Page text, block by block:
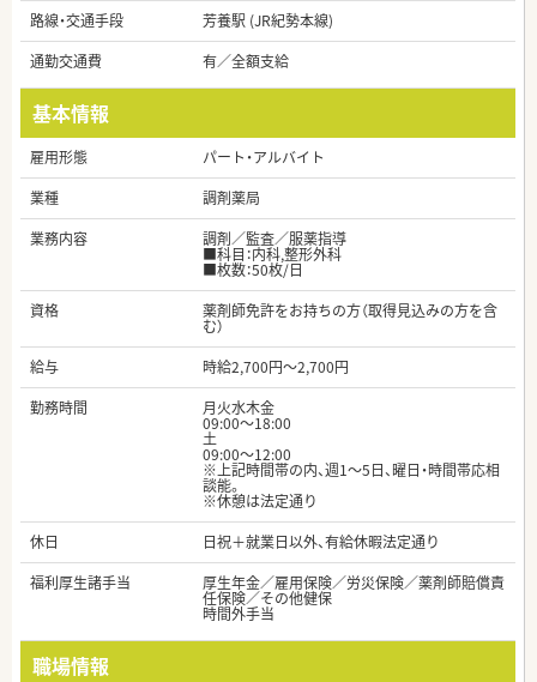
路線・交通手段
芳養駅 (JR紀勢本線)
通勤交通費
有／全額支給
基本情報
雇用形態
パート・アルバイト
業種
調剤薬局
業務内容
調剤／監査／服薬指導
■科目：内科,整形外科
■枚数：50枚/日
資格
薬剤師免許をお持ちの方（取得見込みの方を含
む）
給与
時給2,700円～2,700円
勤務時間
月火水木金
09:00～18:00
土
09:00～12:00
※上記時間帯の内、週1～5日、曜日・時間帯応相
談能。
※休憩は法定通り
休日
日祝＋就業日以外、有給休暇法定通り
福利厚生諸手当
厚生年金／雇用保険／労災保険／薬剤師賠償責
任保険／その他健保
時間外手当
職場情報